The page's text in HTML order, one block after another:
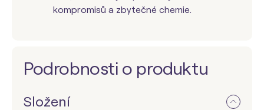
kompromisů a zbytečné chemie.
Podrobnosti o produktu
Složení